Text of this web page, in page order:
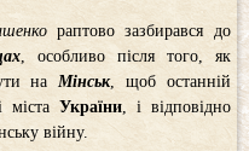
раптово зазбирався до
, особливо після того, як
на Мінськ, щоб останній
міста України, і відповідно
війну.